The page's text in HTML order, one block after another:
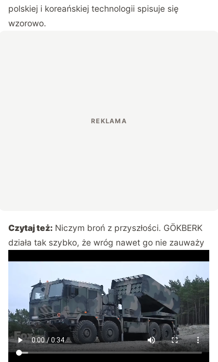
polskiej i koreańskiej technologii spisuje się
wzorowo.
Czytaj też: Niczym broń z przyszłości. GÖKBERK
działa tak szybko, że wróg nawet go nie zauważy